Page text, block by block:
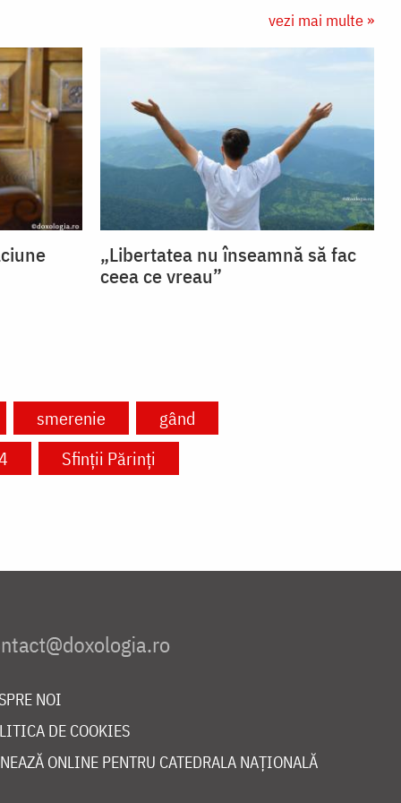
vezi mai multe »
„Libertatea nu înseamnă să fac
ceea ce vreau”
smerenie
gând
Sfinții Părinți
NOI
DE COOKIES
ONLINE PENTRU CATEDRALA NAȚIONALĂ